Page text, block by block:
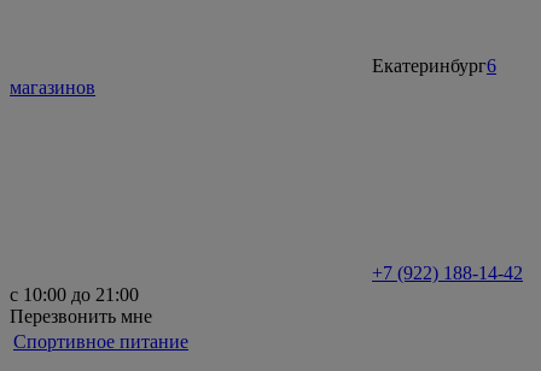
Екатеринбург6
магазинов
+7 (922) 188-14-42
с 10:00 до 21:00
Перезвонить мне
Спортивное питание